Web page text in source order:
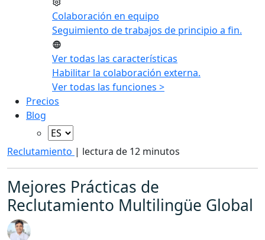
Colaboración en equipo
Seguimiento de trabajos de principio a fin.
Ver todas las características
Habilitar la colaboración externa.
Ver todas las funciones >
Precios
Blog
Reclutamiento | lectura de 12 minutos
Mejores Prácticas de
Reclutamiento Multilingüe Global